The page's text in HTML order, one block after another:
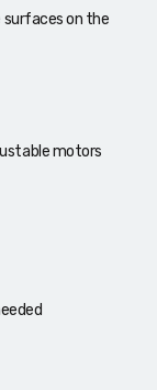
on the
motors